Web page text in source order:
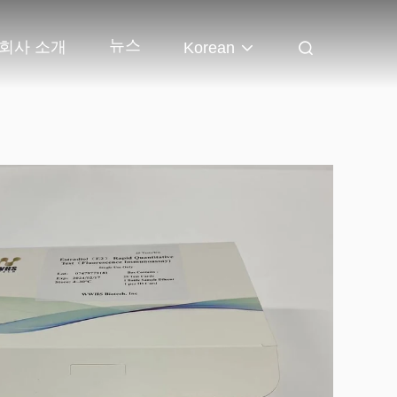
사 소개 뉴스 Korean